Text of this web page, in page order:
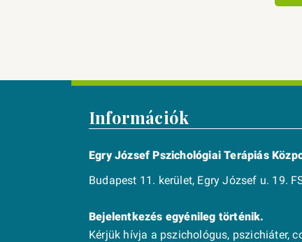
Információk
Egry József Pszichológiai Terápiás
Budapest 11. kerület, Egry József u. 19.
Bejelentkezés egyénileg történik.
Kérjük hívja a pszichológus, pszichiáter,